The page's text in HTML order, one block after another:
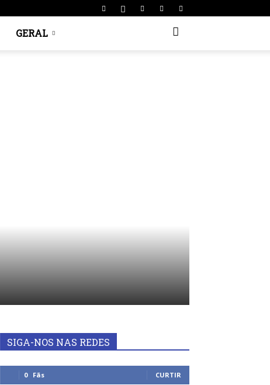
GERAL
SIGA-NOS NAS REDES
0 Fãs CURTIR